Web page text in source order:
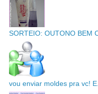
SORTEIO: OUTONO BEM
vou enviar moldes pra vc!